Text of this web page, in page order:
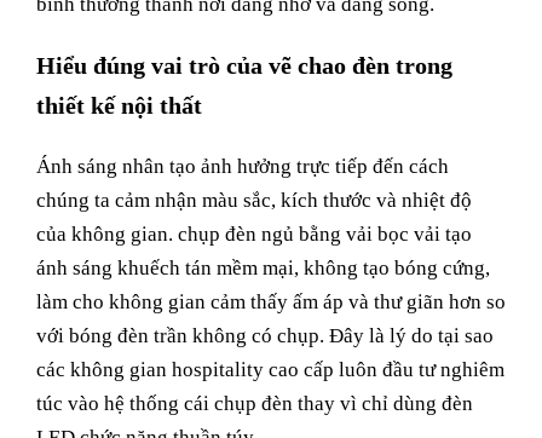
bình thường thành nơi đáng nhớ và đáng sống.
Hiểu đúng vai trò của vẽ chao đèn trong
thiết kế nội thất
Ánh sáng nhân tạo ảnh hưởng trực tiếp đến cách
chúng ta cảm nhận màu sắc, kích thước và nhiệt độ
của không gian. chụp đèn ngủ bằng vải bọc vải tạo
ánh sáng khuếch tán mềm mại, không tạo bóng cứng,
làm cho không gian cảm thấy ấm áp và thư giãn hơn so
với bóng đèn trần không có chụp. Đây là lý do tại sao
các không gian hospitality cao cấp luôn đầu tư nghiêm
túc vào hệ thống cái chụp đèn thay vì chỉ dùng đèn